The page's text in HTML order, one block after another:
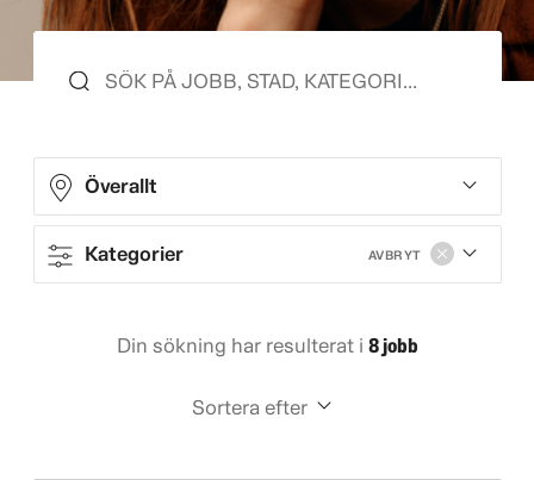
Överallt
Kategorier AVBRYT
Din sökning har resulterat i 8 jobb
Sortera efter